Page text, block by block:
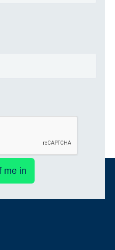
Schrijf me in